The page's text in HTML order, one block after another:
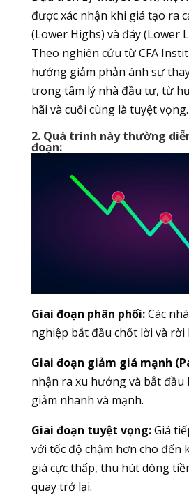
được xác nhận khi giá tạo ra
(Lower Highs) và đáy (Lower
Theo nghiên cứu từ CFA
hướng giảm phản ánh sự
trong tâm lý nhà đầu tư, từ
hãi và cuối cùng là tuyệt vọng.
2. Quá trình này thường
đoạn:
Giai đoạn phân phối:Các
nghiệp bắt đầu chốt lời và
Giai đoạn giảm giá mạnh
nhận ra xu hướng và bắt đầu
giảm nhanh và mạnh.
Giai đoạn tuyệt vọng:Giá
với tốc độ chậm hơn cho đến
giá cực thấp, thu hút dòng
quay trở lại.